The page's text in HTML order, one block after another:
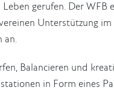
Leben gerufen. Der WFB
Unterstützung im
an.
Balancieren und
in Form eines